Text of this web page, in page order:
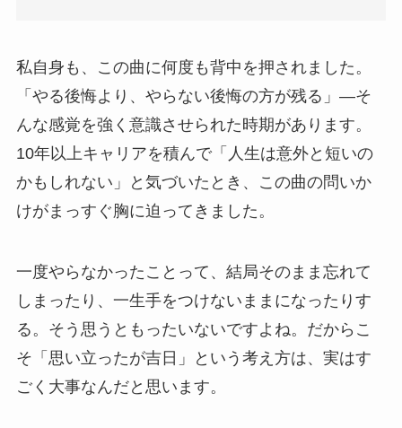
私自身も、この曲に何度も背中を押されました。
「やる後悔より、やらない後悔の方が残る」―そ
んな感覚を強く意識させられた時期があります。
10年以上キャリアを積んで「人生は意外と短いの
かもしれない」と気づいたとき、この曲の問いか
けがまっすぐ胸に迫ってきました。
一度やらなかったことって、結局そのまま忘れて
しまったり、一生手をつけないままになったりす
る。そう思うともったいないですよね。だからこ
そ「思い立ったが吉日」という考え方は、実はす
ごく大事なんだと思います。